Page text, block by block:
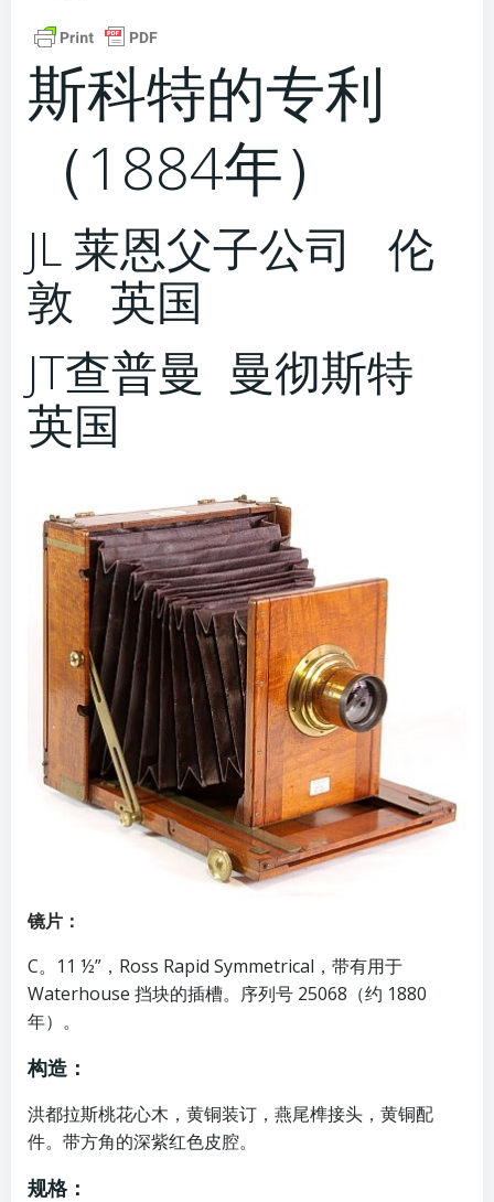
斯科特的专利
（1884年）
JL 莱恩父子公司 伦
敦 英国
JT查普曼 曼彻斯特
英国
镜片：
C。11 ½”，Ross Rapid Symmetrical，带有用于
Waterhouse 挡块的插槽。序列号 25068（约 1880
年）。
构造：
洪都拉斯桃花心木，黄铜装订，燕尾榫接头，黄铜配
件。带方角的深紫红色皮腔。
规格：